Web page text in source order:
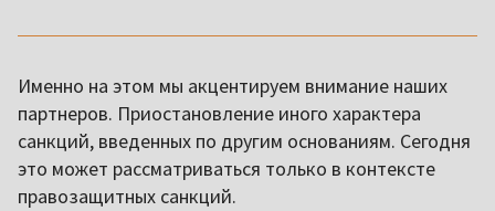
Именно на этом мы акцентируем внимание наших
партнеров. Приостановление иного характера
санкций, введенных по другим основаниям. Сегодня
это может рассматриваться только в контексте
правозащитных санкций.